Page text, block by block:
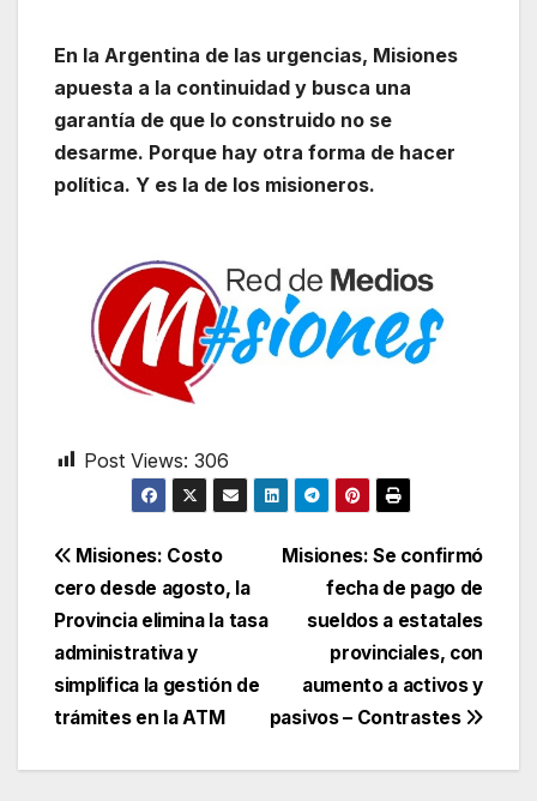
En la Argentina de las urgencias, Misiones
apuesta a la continuidad y busca una
garantía de que lo construido no se
desarme. Porque hay otra forma de hacer
política. Y es la de los misioneros.
Post Views: 306
Navegación
de
entradas
Misiones: Se confirmó
fecha de pago de
sueldos a estatales
provinciales, con
aumento a activos y
pasivos – Contrastes
Misiones: Costo
cero desde agosto, la
Provincia elimina la tasa
administrativa y
simplifica la gestión de
trámites en la ATM